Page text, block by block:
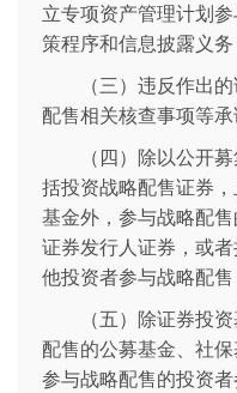
立专项资产管理计划
策程序和信息披露义务
（三）违反作出
配售相关核查事项等承
（四）除以公开
括投资战略配售证券
基金外，参与战略配
证券发行人证券，或
他投资者参与战略配售
（五）除证券投
配售的公募基金、社
参与战略配售的投资